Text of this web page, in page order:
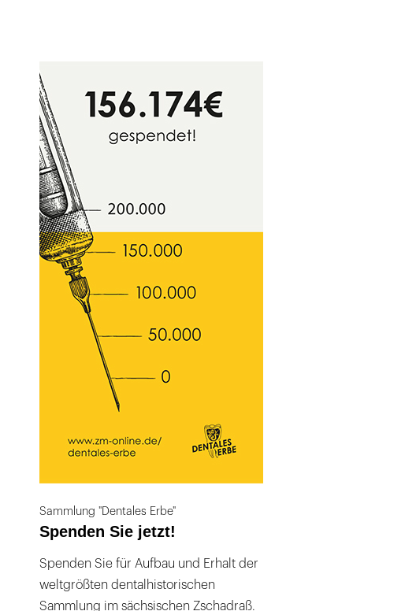
Sammlung "Dentales Erbe"
Spenden Sie jetzt!
Spenden Sie für Aufbau und Erhalt der
weltgrößten dentalhistorischen
Sammlung im sächsischen Zschadraß.